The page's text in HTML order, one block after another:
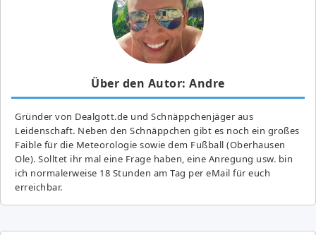
Über den Autor: Andre
Gründer von Dealgott.de und Schnäppchenjäger aus
Leidenschaft. Neben den Schnäppchen gibt es noch ein großes
Fai­ble für die Meteorologie sowie dem Fußball (Oberhausen
Ole). Solltet ihr mal eine Frage haben, eine Anregung usw. bin
ich normalerweise 18 Stunden am Tag per eMail für euch
erreichbar.